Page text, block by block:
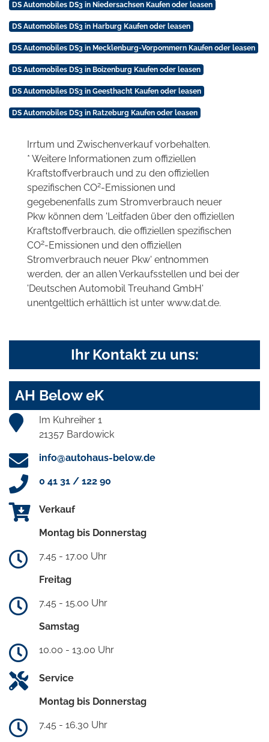
DS Automobiles DS3 in Niedersachsen Kaufen oder leasen
DS Automobiles DS3 in Harburg Kaufen oder leasen
DS Automobiles DS3 in Mecklenburg-Vorpommern Kaufen oder leasen
DS Automobiles DS3 in Boizenburg Kaufen oder leasen
DS Automobiles DS3 in Geesthacht Kaufen oder leasen
DS Automobiles DS3 in Ratzeburg Kaufen oder leasen
Irrtum und Zwischenverkauf vorbehalten.
* Weitere Informationen zum offiziellen
Kraftstoffverbrauch und zu den offiziellen
spezifischen CO2-Emissionen und
gegebenenfalls zum Stromverbrauch neuer
Pkw können dem 'Leitfaden über den offiziellen
Kraftstoffverbrauch, die offiziellen spezifischen
CO2-Emissionen und den offiziellen
Stromverbrauch neuer Pkw' entnommen
werden, der an allen Verkaufsstellen und bei der
'Deutschen Automobil Treuhand GmbH'
unentgeltlich erhältlich ist unter www.dat.de.
Ihr Kontakt zu uns:
AH Below eK
Im Kuhreiher 1
21357 Bardowick
info@autohaus-below.de
0 41 31 / 122 90
Verkauf
Montag bis Donnerstag
7.45 - 17.00 Uhr
Freitag
7.45 - 15.00 Uhr
Samstag
10.00 - 13.00 Uhr
Service
Montag bis Donnerstag
7.45 - 16.30 Uhr